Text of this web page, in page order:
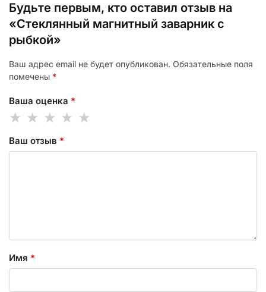
Будьте первым, кто оставил отзыв на
«Стеклянный магнитный заварник с
рыбкой»
Ваш адрес email не будет опубликован. Обязательные поля
помечены *
Ваша оценка *
Ваш отзыв *
Имя *